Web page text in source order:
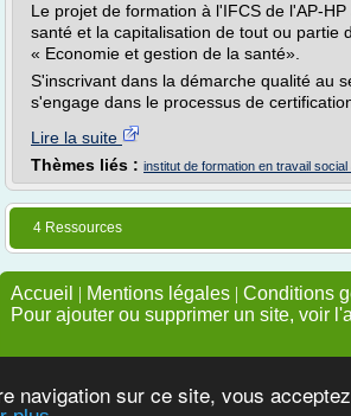
navigation sur ce site, vous
Le projet de formation à l'IFCS de l'AP-
santé et la capitalisation de tout ou partie
« Economie et gestion de la santé».
S'inscrivant dans la démarche qualité au
s'engage dans le processus de
Lire la suite
Thèmes liés : institut de formation en travail social
4 Ressources
Accueil | Mentions légales | Conditions
Pour ajouter ou supprimer un site, voir